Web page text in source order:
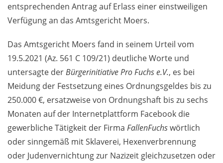
entsprechenden Antrag auf Erlass einer einstweiligen
Verfügung an das Amtsgericht Moers.
Das Amtsgericht Moers fand in seinem Urteil vom
19.5.2021 (Az. 561 C 109/21) deutliche Worte und
untersagte derBürgerinitiative Pro Fuchs e.V., es bei
Meidung der Festsetzung eines Ordnungsgeldes bis zu
250.000 €, ersatzweise von Ordnungshaft bis zu sechs
Monaten auf der Internetplattform Facebook die
gewerbliche Tätigkeit der Firma FallenFuchswörtlich
oder sinngemäß mit Sklaverei, Hexenverbrennung
oder Judenvernichtung zur Nazizeit gleichzusetzen oder